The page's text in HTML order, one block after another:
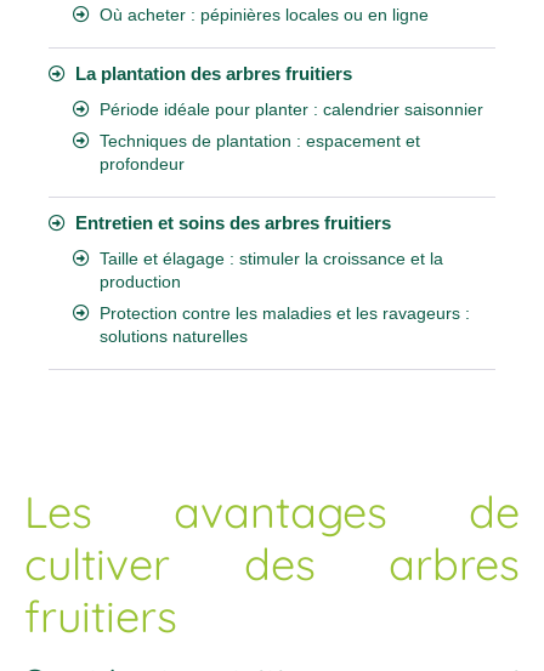
Où acheter : pépinières locales ou en ligne
La plantation des arbres fruitiers
Période idéale pour planter : calendrier saisonnier
Techniques de plantation : espacement et
profondeur
Entretien et soins des arbres fruitiers
Taille et élagage : stimuler la croissance et la
production
Protection contre les maladies et les ravageurs :
solutions naturelles
Les avantages de
cultiver des arbres
fruitiers